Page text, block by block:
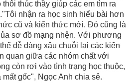
thúc thầy giúp các em tìm ra
nhận ra học sinh hiểu bài hơn
cũ và kiến thức mới. Đó cũng là
sơ đồ mạng nhện. Với phương
dễ dàng xâu chuỗi lại các kiến
quan giữa các nhóm chất với
còn rơi vào tình trạng học thuộc,
gốc", Ngọc Anh chia sẻ.